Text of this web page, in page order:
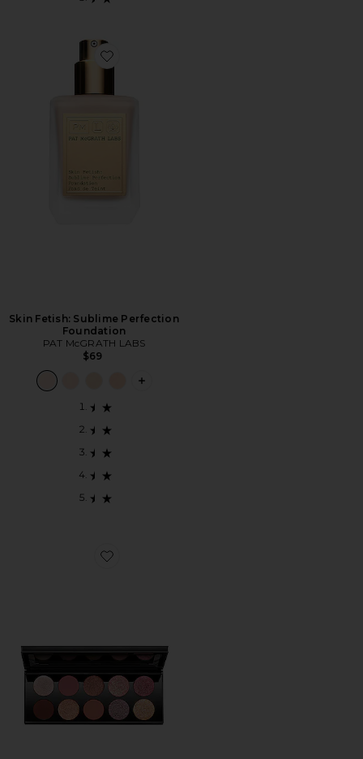
Favorite Skin Fetish: Sublime Perfection Foundation
Skin Fetish: Sublime Perfection
Foundation
PAT McGRATH LABS
$69
PLUS ICON TO SEE MORE OPTIONS
Favorite PALETA DE SOMBRAS MOTHERSHIP XI: